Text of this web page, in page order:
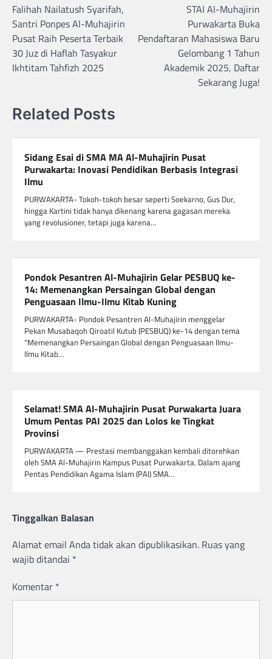
pos
Falihah Nailatush Syarifah,
Santri Ponpes Al-Muhajirin
Pusat Raih Peserta Terbaik
30 Juz di Haflah Tasyakur
Ikhtitam Tahfizh 2025
STAI Al-Muhajirin
Purwakarta Buka
Pendaftaran Mahasiswa Baru
Gelombang 1 Tahun
Akademik 2025, Daftar
Sekarang Juga!
Related Posts
Sidang Esai di SMA MA Al-Muhajirin Pusat
Purwakarta: Inovasi Pendidikan Berbasis Integrasi
Ilmu
PURWAKARTA- Tokoh-tokoh besar seperti Soekarno, Gus Dur,
hingga Kartini tidak hanya dikenang karena gagasan mereka
yang revolusioner, tetapi juga karena…
Pondok Pesantren Al-Muhajirin Gelar PESBUQ ke-
14: Memenangkan Persaingan Global dengan
Penguasaan Ilmu-Ilmu Kitab Kuning
PURWAKARTA- Pondok Pesantren Al-Muhajirin menggelar
Pekan Musabaqoh Qiroatil Kutub (PESBUQ) ke-14 dengan tema
“Memenangkan Persaingan Global dengan Penguasaan Ilmu-
Ilmu Kitab…
Selamat! SMA Al-Muhajirin Pusat Purwakarta Juara
Umum Pentas PAI 2025 dan Lolos ke Tingkat
Provinsi
PURWAKARTA — Prestasi membanggakan kembali ditorehkan
oleh SMA Al-Muhajirin Kampus Pusat Purwakarta. Dalam ajang
Pentas Pendidikan Agama Islam (PAI) SMA…
Tinggalkan Balasan
Alamat email Anda tidak akan dipublikasikan. Ruas yang
wajib ditandai *
Komentar *